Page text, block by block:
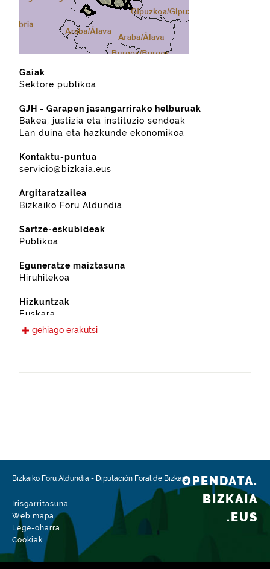
Gaiak
Sektore publikoa
GJH - Garapen jasangarrirako helburuak
Bakea, justizia eta instituzio sendoak
Lan duina eta hazkunde ekonomikoa
Kontaktu-puntua
servicio@bizkaia.eus
Argitaratzailea
Bizkaiko Foru Aldundia
Sartze-eskubideak
Publikoa
Eguneratze maiztasuna
Hiruhilekoa
Hizkuntzak
Euskara
Gaztelania
Datu-multzoaren aldaketa-data
2026-07-16
gehiago erakutsi
Bizkaiko Foru Aldundia - Diputación Foral de Bizkaia
Irisgarritasuna
Web mapa
Lege-oharra
Cookiak
OPENDATA.
BIZKAIA
.EUS